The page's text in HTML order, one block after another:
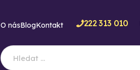
O násBlogKontakt 222 313 010